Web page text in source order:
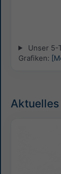
Unser 5-
Grafiken: